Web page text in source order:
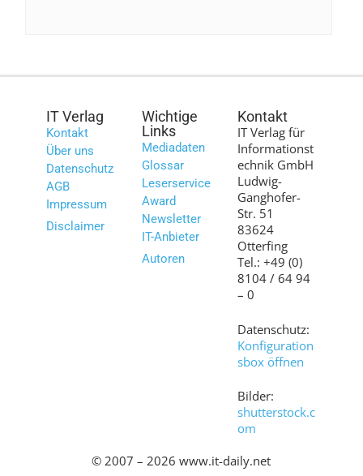
IT Verlag
Kontakt
Über uns
Datenschutz
AGB
Impressum
Disclaimer
Wichtige
Links
Mediadaten
Glossar
Leserservice
Award
Newsletter
IT-Anbieter
Autoren
Kontakt
IT Verlag für
Informationst
echnik GmbH
Ludwig-
Ganghofer-
Str. 51
83624
Otterfing
Tel.: +49 (0)
8104 / 64 94
– 0
Datenschutz:
Konfiguration
sbox öffnen
Bilder:
shutterstock.c
om
© 2007 – 2026 www.it-daily.net